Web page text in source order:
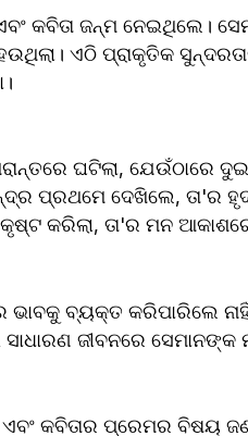
କବିତା ଜନ୍ମ ନେଇଥିଲେ।
ଏଠି ପ୍ରାକୃତିକ
ଘଟିଲା, ଯେଉଁଠାରେ
ପ୍ରଥମେ ଦେଖିଲେ, ତା'ର
କରିଲା, ତା'ର ମନ ଆକାଶରେ
ଭାବକୁ ବ୍ୟକ୍ତ କରିପାରିଲେ
ଜୀବନରେ ସେମାନଙ୍କ
କବିତାର ପ୍ରେମର ବିଷୟ